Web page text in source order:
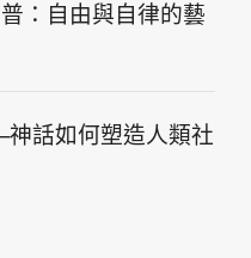
：自由與自律的藝
話如何塑造人類社